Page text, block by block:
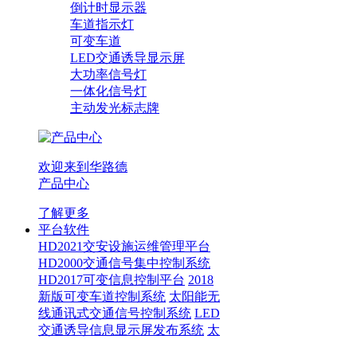
倒计时显示器
车道指示灯
可变车道
LED交通诱导显示屏
大功率信号灯
一体化信号灯
主动发光标志牌
欢迎来到华路德
产品中心
了解更多
平台软件
HD2021交安设施运维管理平台
HD2000交通信号集中控制系统
HD2017可变信息控制平台 2018
新版可变车道控制系统 太阳能无
线通讯式交通信号控制系统 LED
交通诱导信息显示屏发布系统 太